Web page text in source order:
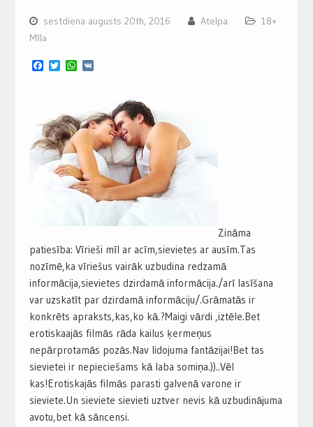
sestdiena augusts 20th, 2016 Atelpa
18+
Mīla
Facebook
TwitterWhatsApp
VK
Zināma
patiesība: Vīrieši mīl ar acīm,sievietes ar ausīm.Tas
nozīmē,ka vīriešus vairāk uzbudina redzamā
informācija,sievietes dzirdamā informācija./arī lasīšana
var uzskatīt par dzirdamā informāciju/.Grāmatās ir
konkrēts apraksts,kas,ko kā.?Maigi vārdi ,iztēle.Bet
erotiskaajās filmās rāda kailus ķermeņus
nepārprotamās pozās.Nav lidojuma fantāzijai!Bet tas
sievietei ir nepieciešams kā laba somiņa.))..Vēl
kas!Erotiskajās filmās parasti galvenā varone ir
sieviete.Un sieviete sievieti uztver nevis kā uzbudinājuma
avotu,bet kā sāncensi.